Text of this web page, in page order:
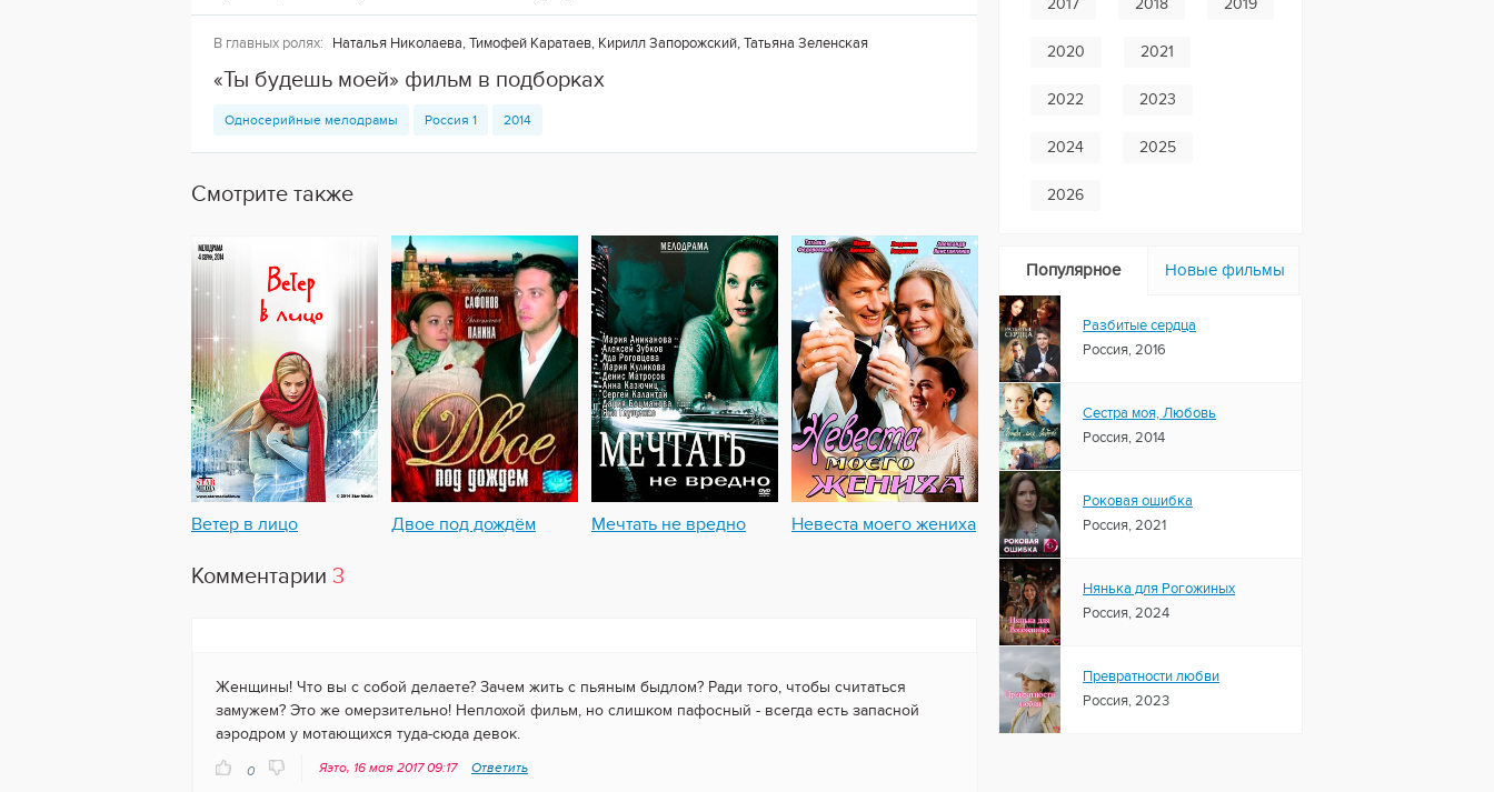
В главных ролях: Наталья Николаева, Тимофей Каратаев, Кирилл Запорожский, Татьяна Зеленская
«Ты будешь моей» фильм в подборках
Односерийные мелодрамы Россия 1 2014
Смотрите также
Ветер в лицо Двое под дождём Мечтать не вредно Невеста моего жениха
Комментарии 3
Женщины! Что вы с собой делаете? Зачем жить с пьяным быдлом? Ради того, чтобы считаться
замужем? Это же омерзительно! Неплохой фильм, но слишком пафосный - всегда есть запасной
аэродром у мотающихся туда-сюда девок.
0 Яэто, 16 мая 2017 09:17 Ответить
2017 2018 2019
2020 2021
2022 2023
2024 2025
2026
Популярное Новые фильмы
Разбитые сердца
Россия, 2016
Сестра моя, Любовь
Россия, 2014
Роковая ошибка
Россия, 2021
Нянька для Рогожиных
Россия, 2024
Превратности любви
Россия, 2023